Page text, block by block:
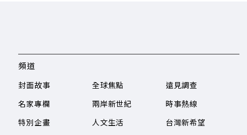
頻道
封面故事
名家專欄
特別企畫
全球焦點
兩岸新世紀
人文生活
遠見調查
時事熱線
台灣新希望